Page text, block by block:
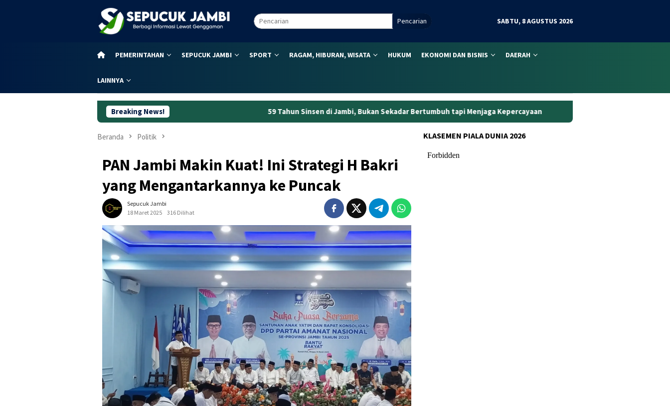
Pencarian SABTU, 8 AGUSTUS 2026
PEMERINTAHAN SEPUCUK JAMBI SPORT RAGAM, HIBURAN, WISATA HUKUM EKONOMI DAN BISNIS DAERAH
LAINNYA
Breaking News! 59 Tahun Sinsen di Jambi, Bukan Sekadar Bertumbuh tapi Menjaga Kepercayaan Curanmor di Oko Laundry Jambi: Satu Ambil
Beranda Politik
PAN Jambi Makin Kuat! Ini Strategi H Bakri
yang Mengantarkannya ke Puncak
Sepucuk Jambi
18 Maret 2025
316 Dilihat
KLASEMEN PIALA DUNIA 2026